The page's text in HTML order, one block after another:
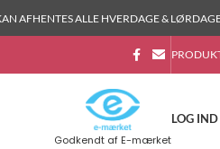
AFHENTES ALLE HVERDAGE &
Godkendt af E-mærket
LOG